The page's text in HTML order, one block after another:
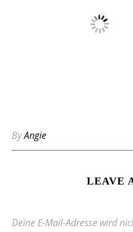
ByAngie
LEAVE
Deine E-Mail-Adresse wird